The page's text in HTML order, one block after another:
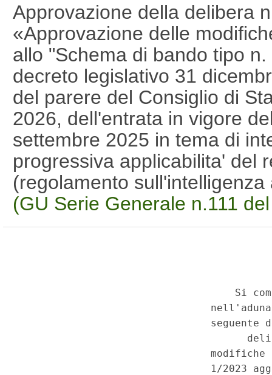
Approvazione della delibera
«Approvazione delle
allo "Schema di bando tipo
decreto legislativo 31
del parere del Consiglio di
2026, dell'entrata in vigore
settembre 2025 in tema di
progressiva applicabilita' del
(regolamento
(GU Serie Generale n.111